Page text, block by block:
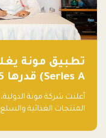
Series A) قدرها 5 ملايين ريال
أعلنت شركة مونة
المنتجات الغذائية
دولار أمريكي)، بقيادة